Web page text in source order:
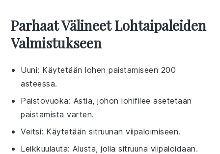
Parhaat Välineet Lohtaipaleiden
Valmistukseen
Uuni: Käytetään lohen paistamiseen 200
asteessa.
Paistovuoka: Astia, johon lohifilee asetetaan
paistamista varten.
Veitsi: Käytetään sitruunan viipaloimiseen.
Leikkuulauta: Alusta, jolla sitruuna viipaloidaan.